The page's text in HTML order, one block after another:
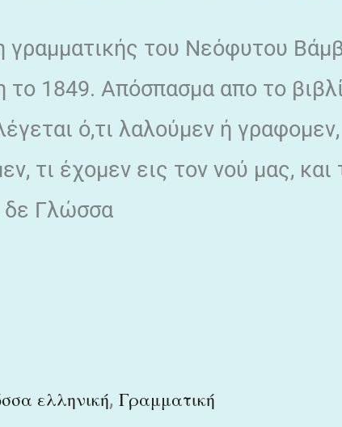
γραμματικής του Νεόφυτου
το 1849. Απόσπασμα απο το
ό,τι λαλούμεν ή
τι έχομεν εις τον νού μας, και
δε Γλώσσα
ελληνική, Γραμματική